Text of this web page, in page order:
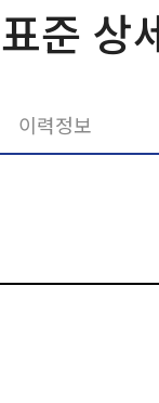
준 상
이력정보